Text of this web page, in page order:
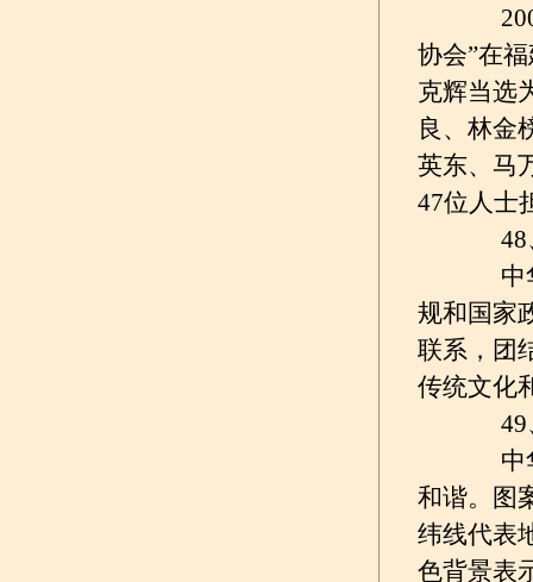
2004
协会”在
克辉当选
良、林金
英东、马
47位人士
48、
中华
规和国家
联系，团
传统文化
49、
中华
和谐。图
纬线代表
色背景表